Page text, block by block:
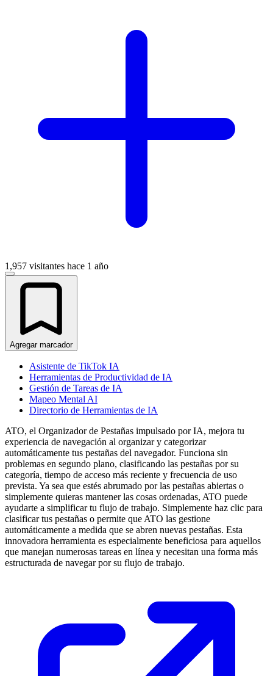
1,957 visitantes hace 1 año
Agregar marcador
Asistente de TikTok IA
Herramientas de Productividad de IA
Gestión de Tareas de IA
Mapeo Mental AI
Directorio de Herramientas de IA
ATO, el Organizador de Pestañas impulsado por IA, mejora tu
experiencia de navegación al organizar y categorizar
automáticamente tus pestañas del navegador. Funciona sin
problemas en segundo plano, clasificando las pestañas por su
categoría, tiempo de acceso más reciente y frecuencia de uso
prevista. Ya sea que estés abrumado por las pestañas abiertas o
simplemente quieras mantener las cosas ordenadas, ATO puede
ayudarte a simplificar tu flujo de trabajo. Simplemente haz clic para
clasificar tus pestañas o permite que ATO las gestione
automáticamente a medida que se abren nuevas pestañas. Esta
innovadora herramienta es especialmente beneficiosa para aquellos
que manejan numerosas tareas en línea y necesitan una forma más
estructurada de navegar por su flujo de trabajo.